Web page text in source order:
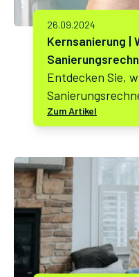
26.09.2024
Kernsanierung |
Entdecken Sie,
Kernsanierung
können.
passenden
Zum Artikel